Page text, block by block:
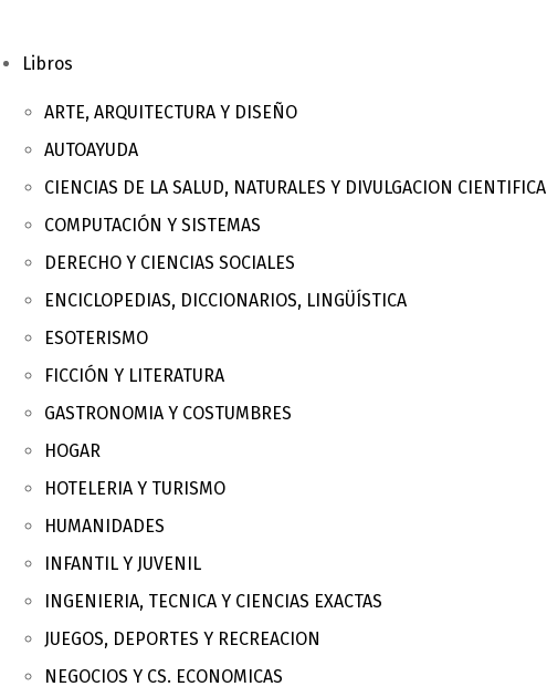
Libros
ARTE, ARQUITECTURA Y DISEÑO
AUTOAYUDA
CIENCIAS DE LA SALUD, NATURALES Y DIVULGACION CIENTIFICA
COMPUTACIÓN Y SISTEMAS
DERECHO Y CIENCIAS SOCIALES
ENCICLOPEDIAS, DICCIONARIOS, LINGÜÍSTICA
ESOTERISMO
FICCIÓN Y LITERATURA
GASTRONOMIA Y COSTUMBRES
HOGAR
HOTELERIA Y TURISMO
HUMANIDADES
INFANTIL Y JUVENIL
INGENIERIA, TECNICA Y CIENCIAS EXACTAS
JUEGOS, DEPORTES Y RECREACION
NEGOCIOS Y CS. ECONOMICAS